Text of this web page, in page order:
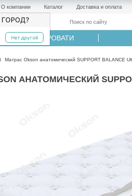
Нет другой
О компании Каталог Доставка и оплата
КРОВАТИ
Матрас Okson анатомический SUPPORT BALANCE
АНАТОМИЧЕСКИЙ